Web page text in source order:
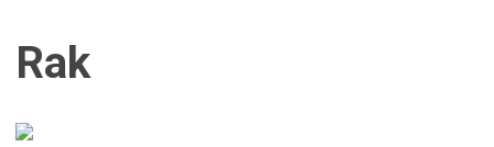
Rak